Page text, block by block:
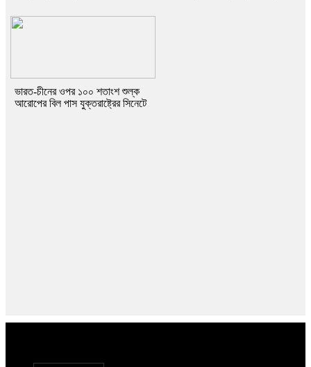
ভারত-চীনের ওপর ১০০ শতাংশ শুল্ক
আরোপের বিল পাস যুক্তরাষ্ট্রের সিনেটে